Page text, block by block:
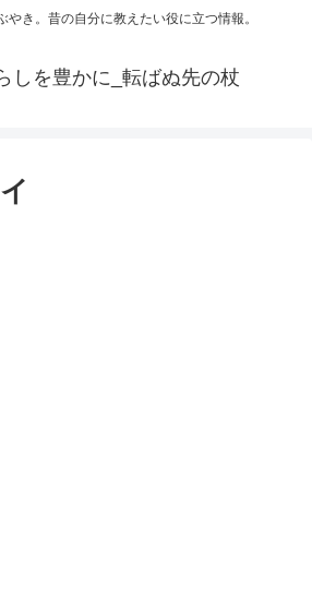
やき。昔の自分に教えたい役に立つ情報。
しを豊かに_転ばぬ先の杖